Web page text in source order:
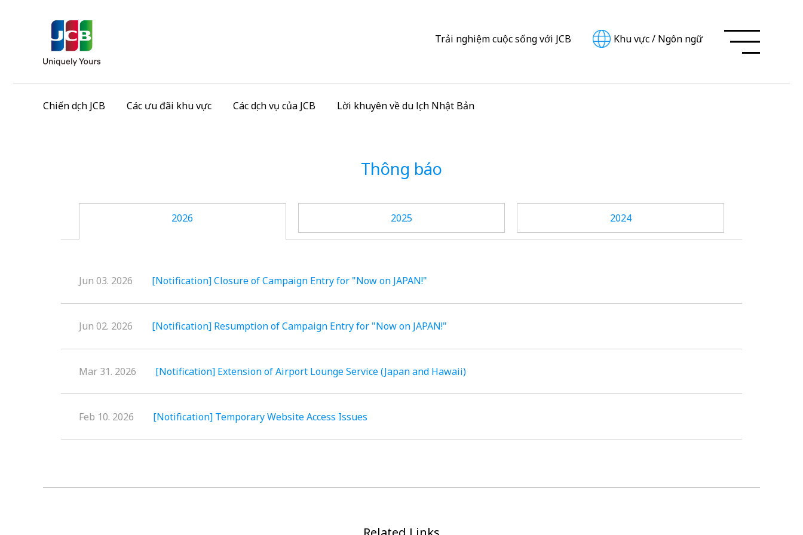
Trải nghiệm cuộc sống với JCB Khu vực/ Ngôn ngữ
Chiến dịch JCB Các ưu đãi khu vực Các dịch vụ của JCB Lời khuyên về du lịch Nhật Bản
Thông báo
2026 2025 2024
Jun 03. 2026 [Notification] Closure of Campaign Entry for "Now on JAPAN!"
Jun 02. 2026 [Notification] Resumption of Campaign Entry for "Now on JAPAN!"
Mar 31. 2026 [Notification] Extension of Airport Lounge Service (Japan and Hawaii)
Feb 10. 2026 [Notification] Temporary Website Access Issues